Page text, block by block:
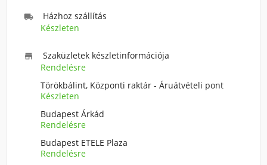

Házhoz szállítás
Készleten

Szaküzletek készletinformációja
Rendelésre
Törökbálint, Központi raktár - Áruátvételi pont
Készleten
Budapest Árkád
Rendelésre
Budapest ETELE Plaza
Rendelésre